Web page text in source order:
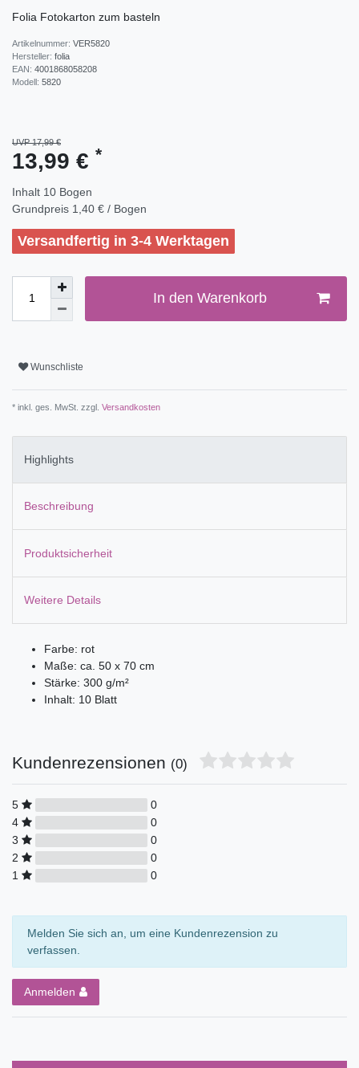
Folia Fotokarton zum basteln
Artikelnummer: VER5820
Hersteller: folia
EAN: 4001868058208
Modell: 5820
UVP 17,99 €
13,99 € *
Inhalt 10 Bogen
Grundpreis 1,40 € / Bogen
Versandfertig in 3-4 Werktagen
In den Warenkorb
Wunschliste
* inkl. ges. MwSt. zzgl. Versandkosten
Highlights
Beschreibung
Produktsicherheit
Weitere Details
Farbe: rot
Maße: ca. 50 x 70 cm
Stärke: 300 g/m²
Inhalt: 10 Blatt
Kundenrezensionen (0)
5
0
4
0
3
0
2
0
1
0
Melden Sie sich an, um eine Kundenrezension zu
verfassen.
Anmelden